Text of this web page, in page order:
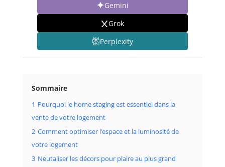
Gemini
Grok
Perplexity
Sommaire
1 Pourquoi le home staging est essentiel dans la
vente de votre logement
2 Comment optimiser l’espace et la luminosité de
votre logement
3 Neutaliser les décors pour plaire au plus grand